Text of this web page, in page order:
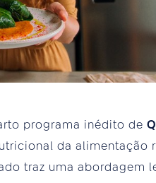
programa inédito de
da alimentação
traz uma abordagem